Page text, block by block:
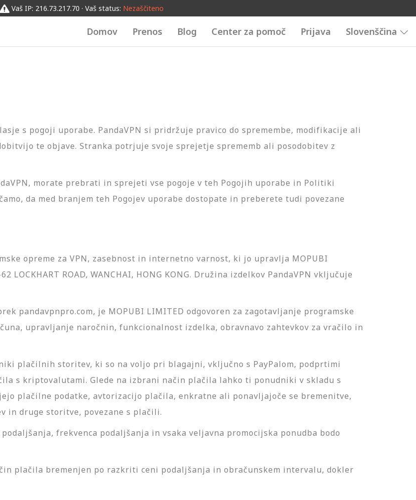
Vaš IP: 216.73.217.70 · Vaš status: Nezaščiteno
Domov Prenos Blog Center za pomoč Prijava Slovenščina
s pogoji uporabe. PandaVPN si pridržuje pravico do spremembe, modifikacije ali
te objave. Stranka potrjuje svoje sprejetje sprememb ali posodobitev z
morate prebrati in sprejeti vse pogoje v teh Pogojih uporabe in Politiki
da med branjem teh Pogojev uporabe dostopate in preberete tudi povezane
opreme za VPN, zasebnost in internetno varnost, ki jo upravlja MOPUBI
LOCKHART ROAD, WANCHAI, HONG KONG. Družina izdelkov PandaVPN vključuje
pandavpnpro.com, je MOPUBI LIMITED odgovoren za zagotavljanje programske
upravljanje naročnin, funkcionalnost izdelka, obravnavo zahtevkov za vračilo in
plačilnih storitev, ki so na voljo pri blagajni, vključno s PayPalom, podprtimi
s kriptovalutami. Glede na izbrani način plačila lahko ti ponudniki v skladu s
plačilne podatke, avtorizacijo plačila, enkratne ali ponavljajoče se bremenitve,
in druge storitve, povezane s plačili.
frekvenca podaljšanja in vsaka veljavna promocijska ponudba bodo
plačila bremenjen po razkriti ceni podaljšanja in obračunskem intervalu, dokler